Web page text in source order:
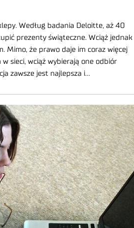
Według badania Deloitte, aż 40
prezenty świąteczne. Wciąż jednak
Mimo, że prawo daje im coraz więcej
sieci, wciąż wybierają one odbiór
zawsze jest najlepsza i…